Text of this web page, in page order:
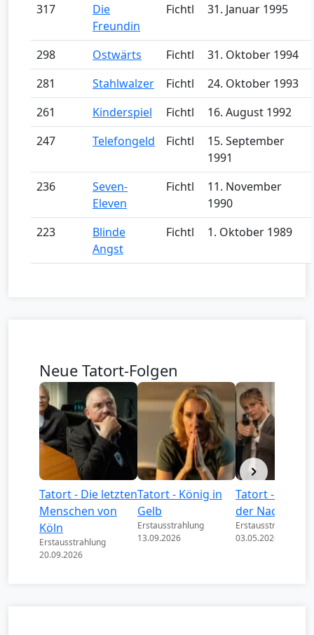
317
Die
Freundin
Fichtl 31. Januar 1995
298 Ostwärts Fichtl
31. Oktober 1994
281
Stahlwalzer Fichtl
24. Oktober 1993
261
Kinderspiel Fichtl
16. August 1992
247
Telefongeld Fichtl
15. September
1991
236
Seven-
Eleven
Fichtl
11. November
1990
223
Blinde
Angst
Fichtl 1. Oktober 1989
Neue Tatort-Folgen
Tatort - Die letzten
Menschen von
Köln
Erstausstrahlung
20.09.2026
Tatort - König in
Gelb
Erstausstrahlung
13.09.2026
Tatort - Könige
der Nacht
Erstausstrahlung
03.05.2026